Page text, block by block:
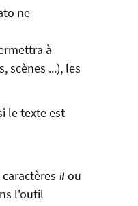
ne
à
scènes ...), les
le texte est
caractères # ou
l'outil